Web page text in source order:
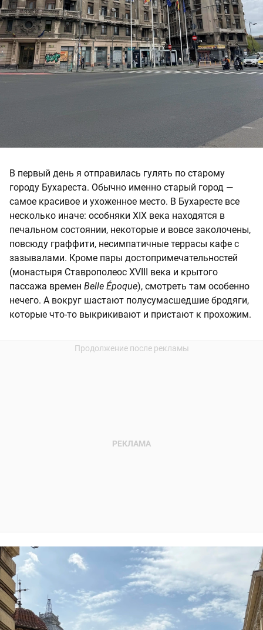
В первый день я отправилась гулять по старому
городу Бухареста. Обычно именно старый город —
самое красивое и ухоженное место. В Бухаресте все
несколько иначе: особняки XIX века находятся в
печальном состоянии, некоторые и вовсе заколочены,
повсюду граффити, несимпатичные террасы кафе с
зазывалами. Кроме пары достопримечательностей
(монастыря Ставрополеос XVIII века и крытого
пассажа времен Belle Époque), смотреть там особенно
нечего. А вокруг шастают полусумасшедшие бродяги,
которые что-то выкрикивают и пристают к прохожим.